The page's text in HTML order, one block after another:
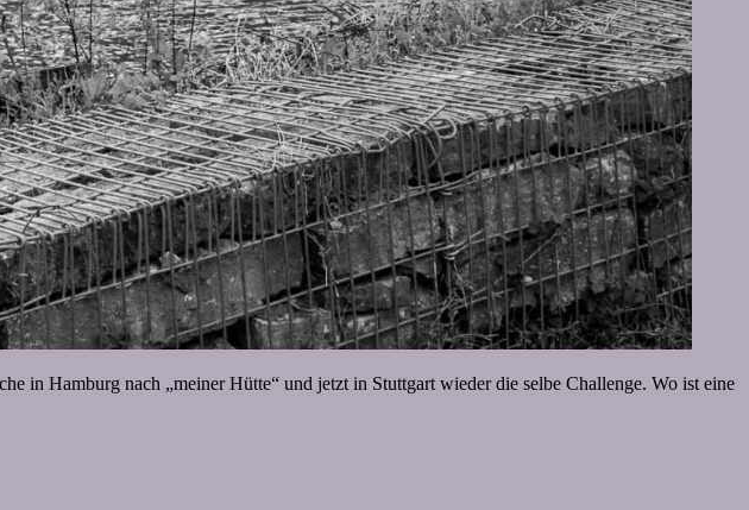
in Hamburg nach „meiner Hütte“ und jetzt in Stuttgart wieder die selbe Challenge. Wo ist eine